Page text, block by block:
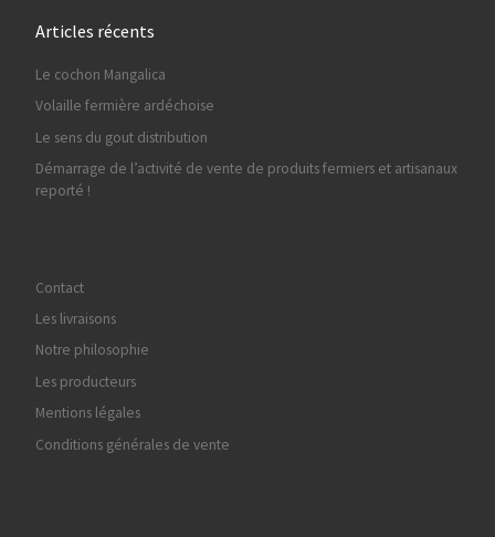
Articles récents
Le cochon Mangalica
Volaille fermière ardéchoise
Le sens du gout distribution
Démarrage de l’activité de vente de produits fermiers et artisanaux
reporté !
Contact
Les livraisons
Notre philosophie
Les producteurs
Mentions légales
Conditions générales de vente